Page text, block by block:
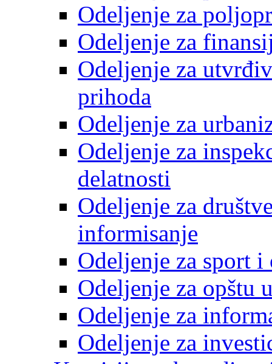
Odeljenje za
Odeljenje za
Odeljenje za
prihoda
Odeljenje za
Odeljenje za
delatnosti
Odeljenje za
informisanje
Odeljenje za sport
Odeljenje za opštu
Odeljenje za
Odeljenje za